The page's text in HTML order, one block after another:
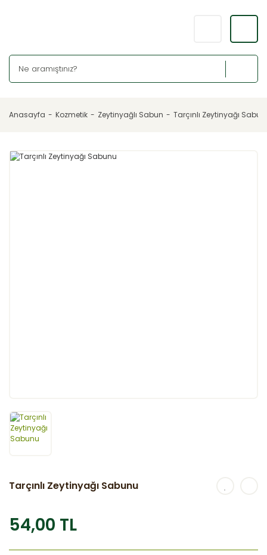
Anasayfa Kozmetik Zeytinyağlı Sabun Tarçınlı Zeytinyağı
Tarçınlı Zeytinyağı Sabunu
54,00 TL